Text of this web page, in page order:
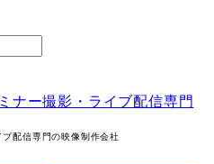
配信専門の映像制作会社